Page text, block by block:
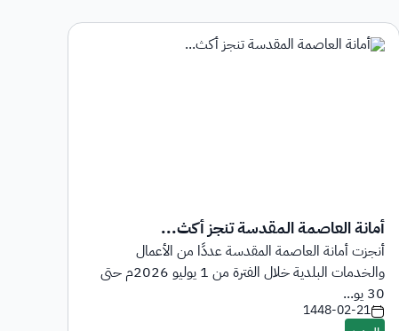
أمانة العاصمة المقدسة تنجز أكث...
أنجزت أمانة العاصمة المقدسة عددًا من الأعمال
والخدمات البلدية خلال الفترة من 1 يوليو 2026م حتى
30 يو...
1448-02-21